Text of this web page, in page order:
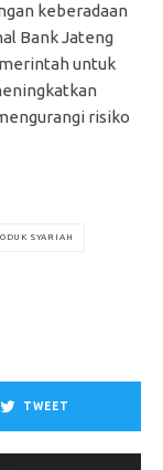
keberadaan
Bank Jateng
untuk
risiko
SYARIAH
TWEET